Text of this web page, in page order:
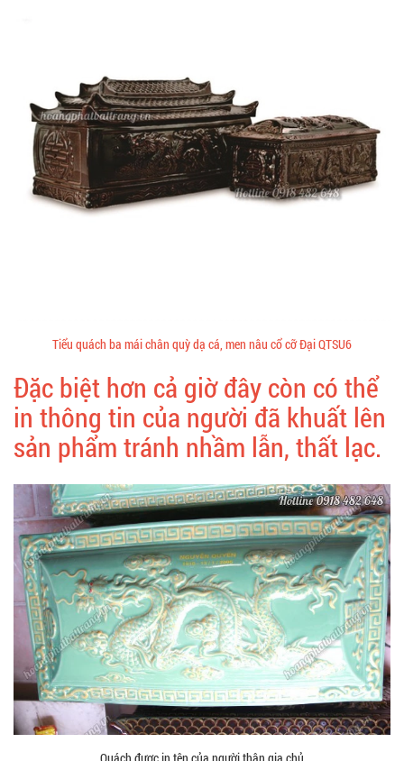
Tiểu quách ba mái chân quỳ dạ cá, men nâu cổ cỡ Đại QTSU6
Đặc biệt hơn cả giờ đây còn có thể
in thông tin của người đã khuất lên
sản phẩm tránh nhầm lẫn, thất lạc.